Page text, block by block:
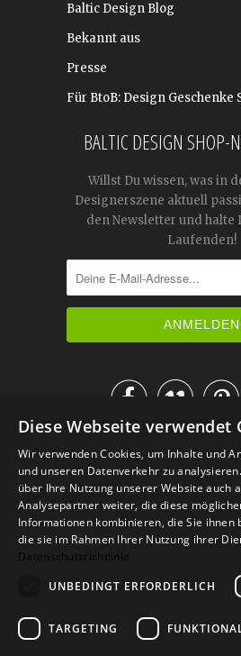
Baltic Design Blog
Bekannt aus
Presse
Für BtoB: Design Geschenke
BALTIC DESIGN SHOP-
Willst Du wissen, was in
Designerszene aktuell
den Newsletter und halte
Laufenden!

IM KATALOG BLÄTTERN
Versand Zahlarten
Diese Webseite verwendet
Wir verwenden Cookies, um Inhalte und
und unseren Datenverkehr zu
über Ihre Nutzung unserer Website auch
Analysepartner weiter, die diese
Informationen kombinieren, die Sie
die sie im Rahmen Ihrer Nutzung ihrer
Datenschutzrichtlinie
UNBEDINGT ERFORDERLICH
TARGETING